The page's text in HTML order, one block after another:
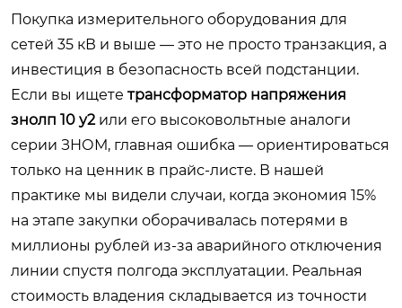
Покупка измерительного оборудования для
сетей 35 кВ и выше — это не просто транзакция, а
инвестиция в безопасность всей подстанции.
Если вы ищете трансформатор напряжения
знолп 10 у2или его высоковольтные аналоги
серии ЗНОМ, главная ошибка — ориентироваться
только на ценник в прайс-листе. В нашей
практике мы видели случаи, когда экономия 15%
на этапе закупки оборачивалась потерями в
миллионы рублей из-за аварийного отключения
линии спустя полгода эксплуатации. Реальная
стоимость владения складывается из точности